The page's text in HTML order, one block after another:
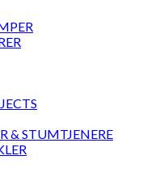
& STUMTJENERE